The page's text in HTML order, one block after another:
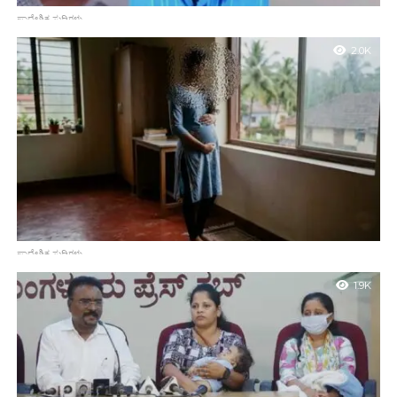
ಪ್ರಾದೇಶಿಕ ಸುದ್ದಿಗಳು
ಧರ್ಮಸ್ಥಳ ಬಂಗ್ಲೆಗುಡ್ಡೆ ಅಸ್ಥಿಪಂಜರ ಪ್ರಕರಣ: ಎಫ್‌ಎಸ್‌ಎಲ್ ಡಿಎನ್‌ಎ
ಪರೀಕ್ಷೆಯಲ್ಲಿ ಮೂವರ ಗುರುತು ಪತ್ತೆ
ಧರ್ಮಸ್ಥಳ : ಬಂಗ್ಲೆಗುಡ್ಡೆಯಲ್ಲಿ ವಿಶೇಷ ತನಿಖಾ ತಂಡ (ಎಸ್‌ಐಟಿ) ನಡೆಸಿದ ಶೋಧ
ಕಾರ್ಯಾಚರಣೆಯ ವೇಳೆಯಲ್ಲಿ ದೊರೆತಿದ್ದ ಏಳು ಅಸ್ಥಿಪಂಜರಗಳ ಪೈಕಿ ಮೂವರ
ಗುರುತನ್ನು ವಿಧಿವಿಜ್ಞಾನ ಪ್ರಯೋಗಾಲಯ (ಎಫ್‌ಎಸ್‌ಎಲ್) ನಡೆಸಿದ ಡಿಎನ್‌ಎ...
2.0K
ಪ್ರಾದೇಶಿಕ ಸುದ್ದಿಗಳು
ಅಪ್ರಾಪ್ತ ಗರ್ಭಿಣಿ ಆತ್ಮಹತ್ಯೆ; ಆರೋಪಿ ವಿರುದ್ಧ ಪೋಕ್ಸೋ ಹಾಗೂ ಅತ್ಯಾಚಾರ
ಪ್ರಕರಣ ದಾಖಲು
ಮಂಗಳೂರು: ಮಂಗಳೂರಿನಲ್ಲಿ ಅತ್ಯಂತ ಹೃದಯವಿದ್ರಾವಕ ಘಟನೆಯೊಂದು
ಸಂಭವಿಸಿದ್ದು, 17 ವರ್ಷದ ಅಪ್ರಾಪ್ತ ಗರ್ಭಿಣಿ ಬಾಲಕಿಯೊಬ್ಬಳು ತನ್ನ ನಿವಾಸದಲ್ಲಿ
ನೇಣು ಬಿಗಿದುಕೊಂಡು ಆತ್ಮಹತ್ಯೆ ಮಾಡಿಕೊಂಡಿದ್ದಾಳೆ. ಮೃತ ಬಾಲಕಿಯ
ಪೋಷಕರು ನೀಡಿದ ದೂರಿನನ್ವಯ...
1.9K